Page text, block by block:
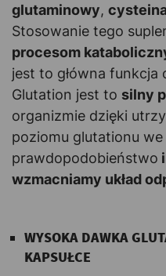
glutaminowy,
Stosowanie tego
procesom
jest to główna funkcja
Glutation jest to silny
organizmie dzięki
poziomu glutationu
prawdopodobieństwo
wzmacniamy układ
WYSOKA DAWKA
KAPSUŁCE